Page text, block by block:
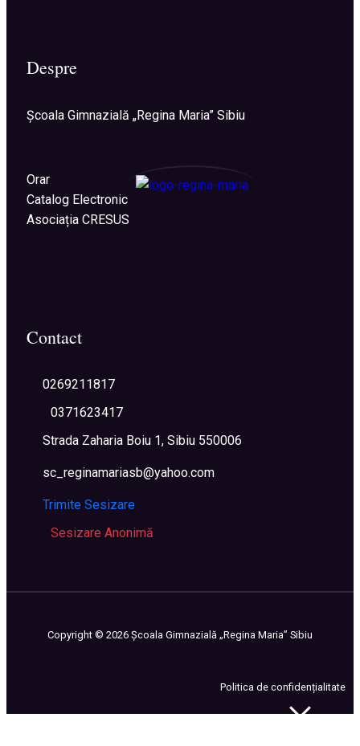
Despre
Şcoala Gimnazială „Regina Maria” Sibiu
Orar
Catalog Electronic
Asociația CRESUS
Contact
0269211817
0371623417
Strada Zaharia Boiu 1, Sibiu 550006
sc_reginamariasb@yahoo.com
Trimite Sesizare
Sesizare Anonimă
Copyright © 2026 Școala Gimnazială „Regina Maria” Sibiu
Politica de confidențialitate